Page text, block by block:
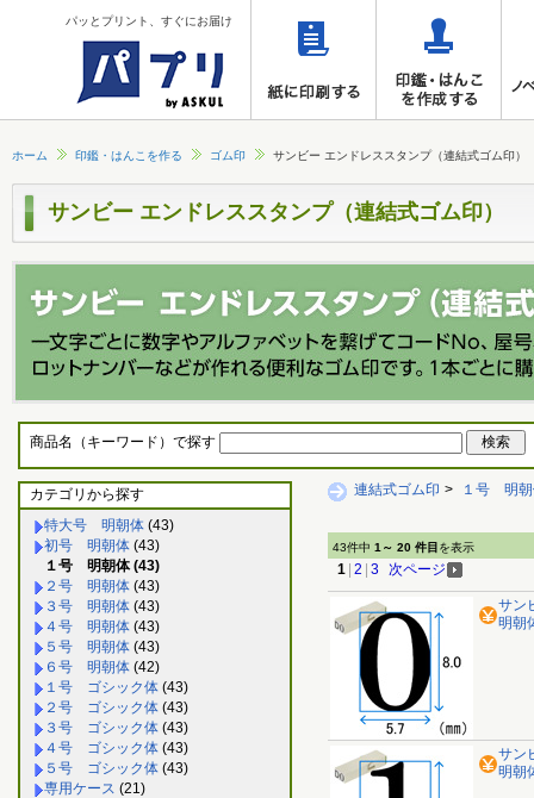
パッとプリント、すぐにお届け
ホーム 印鑑・はんこを作る ゴム印 サンビー エンドレススタンプ（連結式ゴム印）
サンビー エンドレススタンプ（連結式ゴム印）
商品名（キーワード）で探す
カテゴリから探す
特大号 明朝体 (43)
初号 明朝体 (43)
１号 明朝体 (43)
２号 明朝体 (43)
３号 明朝体 (43)
４号 明朝体 (43)
５号 明朝体 (43)
６号 明朝体 (42)
１号 ゴシック体 (43)
２号 ゴシック体 (43)
３号 ゴシック体 (43)
４号 ゴシック体 (43)
５号 ゴシック体 (43)
専用ケース (21)
連結式ゴム印 > １号 明
43件中 1～ 20 件目 を表示
1 2 3 次ページ
サン
明朝
サン
明朝